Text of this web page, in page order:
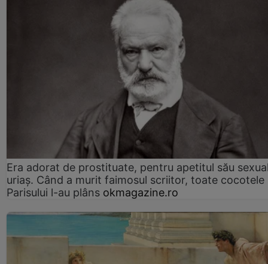
Era adorat de prostituate, pentru apetitul său
uriaș. Când a murit faimosul scriitor, toate cocotele
Parisului l-au plâns okmagazine.ro